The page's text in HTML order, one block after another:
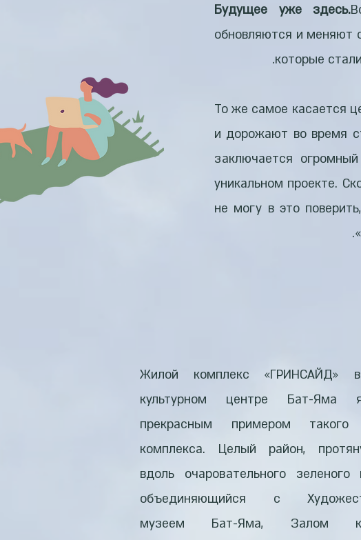
Будущее уже здесь.
обновляются и меняют
которые
То же самое касается
и дорожают во время
заключается
уникальном проекте.
не могу в это
Жилой комплекс «ГРИНСАЙД»
культурном центре Бат-Яма
прекрасным примером такого
комплекса. Целый район,
вдоль очаровательного
объединяющийся с
музеем Бат-Яма, Залом